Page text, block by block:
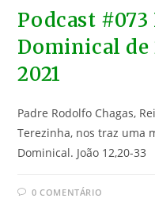
Podcast
Dominical de
2021
Padre Rodolfo Chagas,
Terezinha, nos traz uma
Dominical. João 12,20-33
0 COMENTÁRIO